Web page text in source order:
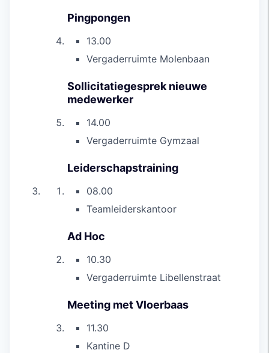
Pingpongen
13.00
Vergaderruimte Molenbaan
Sollicitatiegesprek nieuwe
medewerker
14.00
Vergaderruimte Gymzaal
Leiderschapstraining
08.00
Teamleiderskantoor
Ad Hoc
10.30
Vergaderruimte Libellenstraat
Meeting met Vloerbaas
11.30
Kantine D